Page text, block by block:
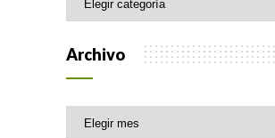
Archivo
Archivo